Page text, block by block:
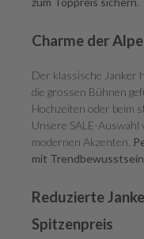
Charme der
Der klassische Janker
die grossen Bühnen
Hochzeiten oder beim
Unsere SALE-
modernen Akzenten.
mit
Reduzierte
Spitzenpreis